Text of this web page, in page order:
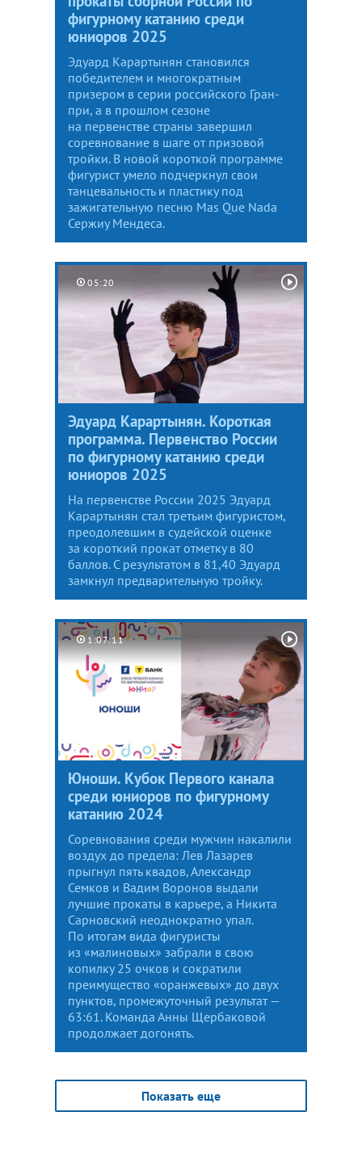
фигурному катанию среди
юниоров 2025
Эдуард Карартынян становился
победителем и многократным
призером в серии российского Гран-
при, а в прошлом сезоне
на первенстве страны завершил
соревнование в шаге от призовой
тройки. В новой короткой программе
фигурист умело подчеркнул свои
танцевальность и пластику под
зажигательную песню Mas Que Nada
Сержиу Мендеса.
05:20
Эдуард Карартынян. Короткая
программа. Первенство России
по фигурному катанию среди
юниоров 2025
На первенстве России 2025 Эдуард
Карартынян стал третьим фигуристом,
преодолевшим в судейской оценке
за короткий прокат отметку в 80
баллов. С результатом в 81,40 Эдуард
замкнул предварительную тройку.
1:07:11
Юноши. Кубок Первого канала
среди юниоров по фигурному
катанию 2024
Соревнования среди мужчин накалили
воздух до предела: Лев Лазарев
прыгнул пять квадов, Александр
Семков и Вадим Воронов выдали
лучшие прокаты в карьере, а Никита
Сарновский неоднократно упал.
По итогам вида фигуристы
из «малиновых» забрали в свою
копилку 25 очков и сократили
преимущество «оранжевых» до двух
пунктов, промежуточный результат —
63:61. Команда Анны Щербаковой
продолжает догонять.
Показать еще